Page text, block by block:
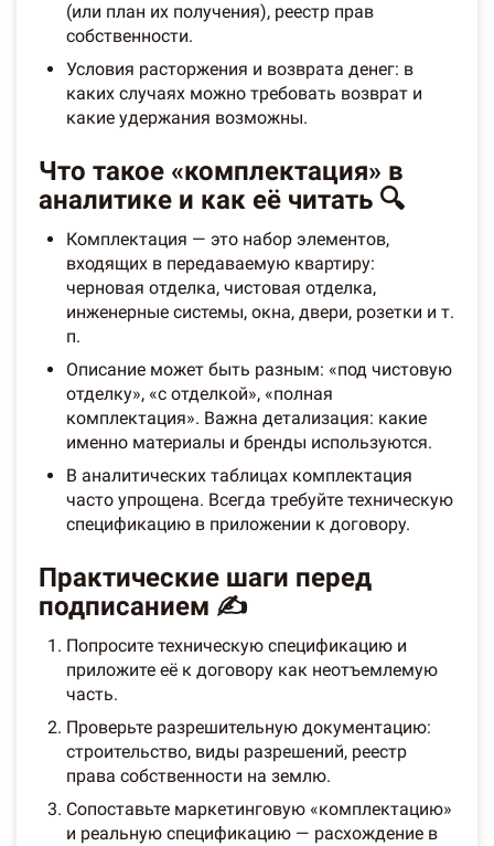
(или план их получения), реестр прав
собственности.
Условия расторжения и возврата денег: в
каких случаях можно требовать возврат и
какие удержания возможны.
Что такое «комплектация» в
аналитике и как её читать 🔍
Комплектация — это набор элементов,
входящих в передаваемую квартиру:
черновая отделка, чистовая отделка,
инженерные системы, окна, двери, розетки и т.
п.
Описание может быть разным: «под чистовую
отделку», «с отделкой», «полная
комплектация». Важна детализация: какие
именно материалы и бренды используются.
В аналитических таблицах комплектация
часто упрощена. Всегда требуйте техническую
спецификацию в приложении к договору.
Практические шаги перед
подписанием ✍️
Попросите техническую спецификацию и
приложите её к договору как неотъемлемую
часть.
Проверьте разрешительную документацию:
строительство, виды разрешений, реестр
права собственности на землю.
Сопоставьте маркетинговую «комплектацию»
и реальную спецификацию — расхождение в